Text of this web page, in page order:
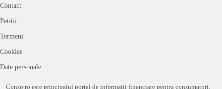
Contact
Petitii
Termeni
Cookies
Date personale
Conso.ro este principalul portal de informații financiare pentru consumatori,